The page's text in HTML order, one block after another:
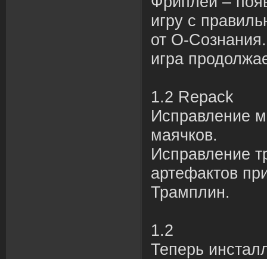
игру с
от О-
игра
1.2 Repack
Исправление
маячков.
Исправление
артефактов
Трамплин.
1.2
Теперь